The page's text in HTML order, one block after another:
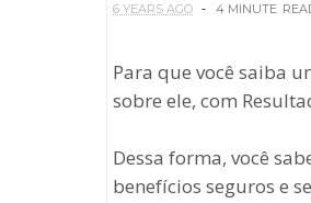
6 YEARS AGO 4 MINUTE
Para que você saiba
sobre ele, com
Dessa forma, você
benefícios seguros e